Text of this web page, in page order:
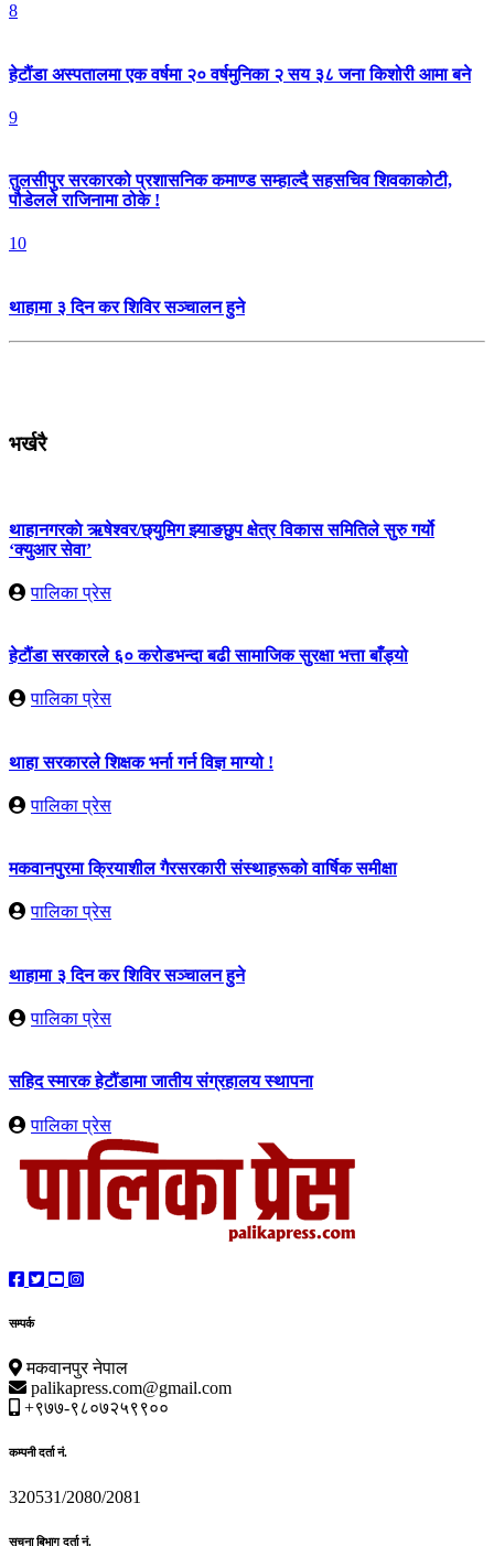
8
हेटौंडा अस्पतालमा एक वर्षमा २० वर्षमुनिका २ सय ३८ जना किशोरी आमा बने
9
तुलसीपुर सरकारको प्रशासनिक कमाण्ड सम्हाल्दै सहसचिव शिवकाकोटी,
पौडेलले राजिनामा ठोके !
10
थाहामा ३ दिन कर शिविर सञ्चालन हुने
भर्खरै
थाहानगरकाे ऋषेश्वर/छ्युमिग झ्याङछुप क्षेत्र विकास समितिले सुरु गर्यो
‘क्युआर सेवा’
पालिका प्रेस
हेटौंडा सरकारले ६० करोडभन्दा बढी सामाजिक सुरक्षा भत्ता बाँड्यो
पालिका प्रेस
थाहा सरकारले शिक्षक भर्ना गर्न विज्ञ माग्यो !
पालिका प्रेस
मकवानपुरमा क्रियाशील गैरसरकारी संस्थाहरूको वार्षिक समीक्षा
पालिका प्रेस
थाहामा ३ दिन कर शिविर सञ्चालन हुने
पालिका प्रेस
सहिद स्मारक हेटौंडामा जातीय संग्रहालय स्थापना
पालिका प्रेस
सम्पर्क
मकवानपुर नेपाल
palikapress.com@gmail.com
+९७७-९८०७२५९९००
कम्पनी दर्ता नं.
320531/2080/2081
सूचना बिभाग दर्ता नं.